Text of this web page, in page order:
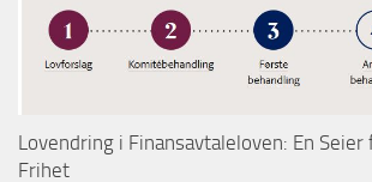
Lovendring i Finansavtaleloven: En
Frihet